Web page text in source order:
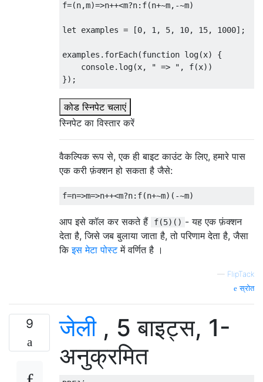
f=(n,m)=>n++<m?n: f(n+~m,-~m)
let examples = [0, 1 , 5, 10, 15, 1000];
examples . forEach(function log(x)
{
    console
. log(x, " => " , f(x))
});
कोड स्निपेट चलाएं
स्निपेट का विस्तार करें
वैकल्पिक रूप से, एक ही बाइट काउंट के लिए, हमारे पास
एक करी फ़ंक्शन हो सकता है जैसे:
आप इसे कॉल कर सकते हैं f(5)() - यह एक फ़ंक्शन
देता है, जिसे जब बुलाया जाता है, तो परिणाम देता है, जैसा
किइस मेटा पोस्टमें वर्णित है ।
— FlipTack
स्रोत
9 जेली, 5 बाइट्स, 1-
अनुक्रमित